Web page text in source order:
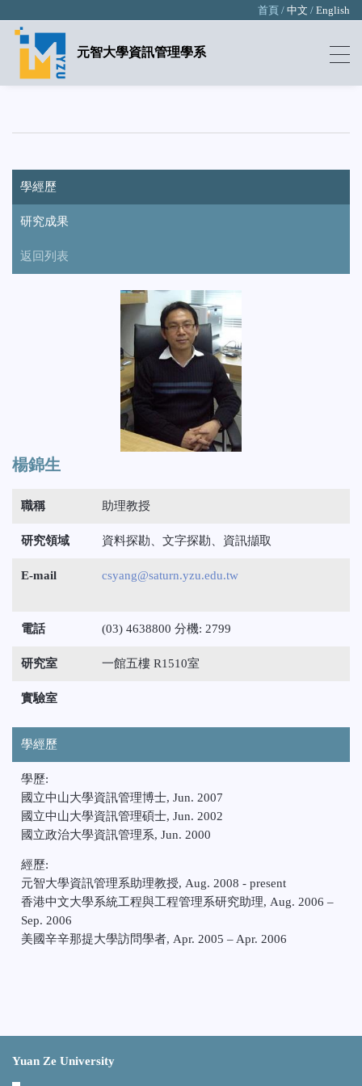
首頁 / 中文 / English
元智大學資訊管理學系
學經歷
研究成果
返回列表
楊錦生
職稱 助理教授
研究領域 資料探勘、文字探勘、資訊擷取
E-mail csyang@saturn.yzu.edu.tw
電話 (03) 4638800 分機: 2799
研究室 一館五樓 R1510室
實驗室
學經歷
學歷:
國立中山大學資訊管理博士, Jun. 2007
國立中山大學資訊管理碩士, Jun. 2002
國立政治大學資訊管理系, Jun. 2000
經歷:
元智大學資訊管理系助理教授, Aug. 2008 - present
香港中文大學系統工程與工程管理系研究助理, Aug. 2006 –
Sep. 2006
美國辛辛那提大學訪問學者, Apr. 2005 – Apr. 2006
Yuan Ze University